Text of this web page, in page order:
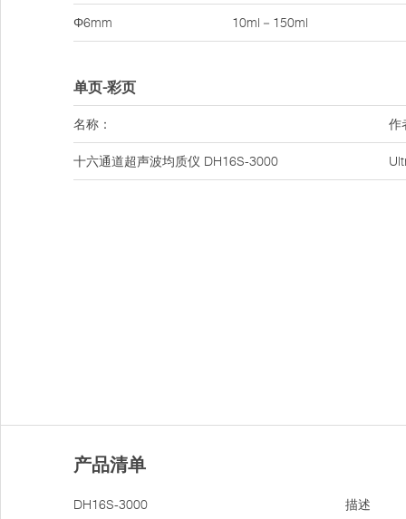
Φ6mm 10ml－150ml
单页-彩页
名称： 作
十六通道超声波均质仪 DH16S-3000
产品清单
DH16S-3000 描述